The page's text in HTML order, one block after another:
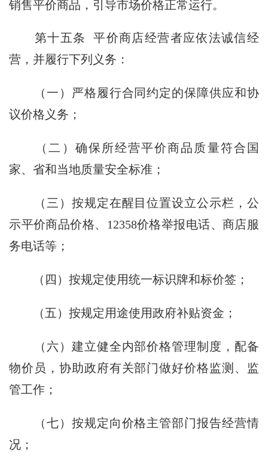
销售平价商品，引导市场价格正常运行。
第十五条
平价商店经营者应依法诚信经
营，并履行下列义务：
（一）严格履行合同约定的保障供应和协
议价格义务；
（二）确保所经营平价商品质量符合国
家、省和当地质量安全标准；
（三）按规定在醒目位置设立公示栏，公
示平价商品价格、12358价格举报电话、商店服
务电话等；
（四）按规定使用统一标识牌和标价签；
（五）按规定用途使用政府补贴资金；
（六）建立健全内部价格管理制度，配备
物价员，协助政府有关部门做好价格监测、监
管工作；
（七）按规定向价格主管部门报告经营情
况；